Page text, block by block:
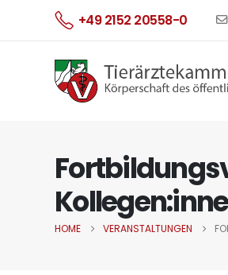
+49 2152 20558-0
HOME VERANSTALTUNGEN